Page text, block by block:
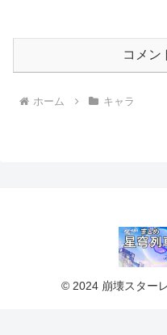
コメン
ホーム キャラ
© 2024 崩壊スター